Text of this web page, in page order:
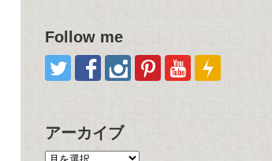
Follow me
アーカイブ